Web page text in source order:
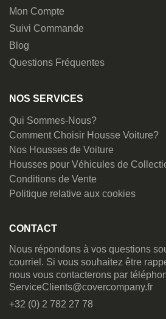
Mon Compte
Suivi Commande
Blog
Questions Fréquentes
NOS SERVICES
Qui Sommes-Nous?
Comment Choisir Housse Voiture?
Nos Housses de Voiture
Housses pour Véhicules de
Conditions de Vente
Politique relative aux cookies
CONTACT
Nous répondons à vos questions
courriel. Si vous souhaitez être
nous vous contacterons par
ServiceClients@covercompany.fr
+32 (0) 2 782 27 78